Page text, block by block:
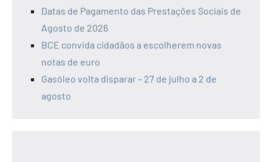
Datas de Pagamento das Prestações Sociais de
Agosto de 2026
BCE convida cidadãos a escolherem novas
notas de euro
Gasóleo volta disparar – 27 de julho a 2 de
agosto